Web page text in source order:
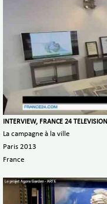
INTERVIEW, FRANCE 24 TELEVISION
La campagne à la ville
Paris 2013
France